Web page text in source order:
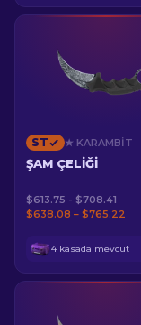
ST ★ KARAMBIT
ŞAM ÇELIĞI
$613.75 - $708.41
$638.08 – $765.22
4 kasada mevcut